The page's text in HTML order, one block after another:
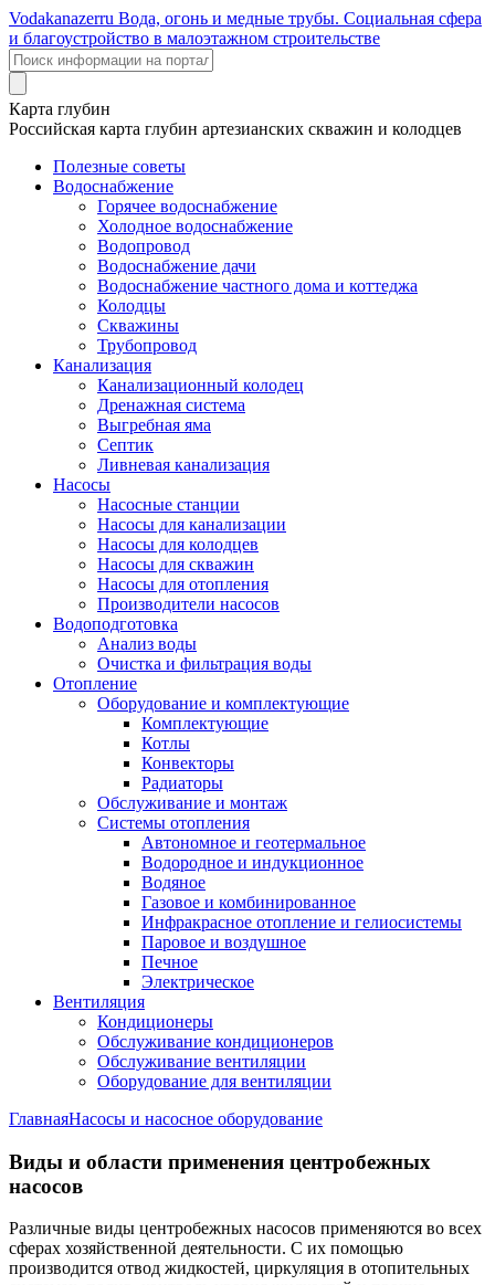
Vodakanazerru Вода, огонь и медные трубы. Социальная сфера
и благоустройство в малоэтажном строительстве
Карта глубин
Российская карта глубин артезианских скважин и колодцев
Полезные советы
Водоснабжение
Горячее водоснабжение
Холодное водоснабжение
Водопровод
Водоснабжение дачи
Водоснабжение частного дома и коттеджа
Колодцы
Скважины
Трубопровод
Канализация
Канализационный колодец
Дренажная система
Выгребная яма
Септик
Ливневая канализация
Насосы
Насосные станции
Насосы для канализации
Насосы для колодцев
Насосы для скважин
Насосы для отопления
Производители насосов
Водоподготовка
Анализ воды
Очистка и фильтрация воды
Отопление
Оборудование и комплектующие
Комплектующие
Котлы
Конвекторы
Радиаторы
Обслуживание и монтаж
Системы отопления
Автономное и геотермальное
Водородное и индукционное
Водяное
Газовое и комбинированное
Инфракрасное отопление и гелиосистемы
Паровое и воздушное
Печное
Электрическое
Вентиляция
Кондиционеры
Обслуживание кондиционеров
Обслуживание вентиляции
Оборудование для вентиляции
ГлавнаяНасосы и насосное оборудование
Виды и области применения центробежных
насосов
Различные виды центробежных насосов применяются во всех
сферах хозяйственной деятельности. С их помощью
производится отвод жидкостей, циркуляция в отопительных